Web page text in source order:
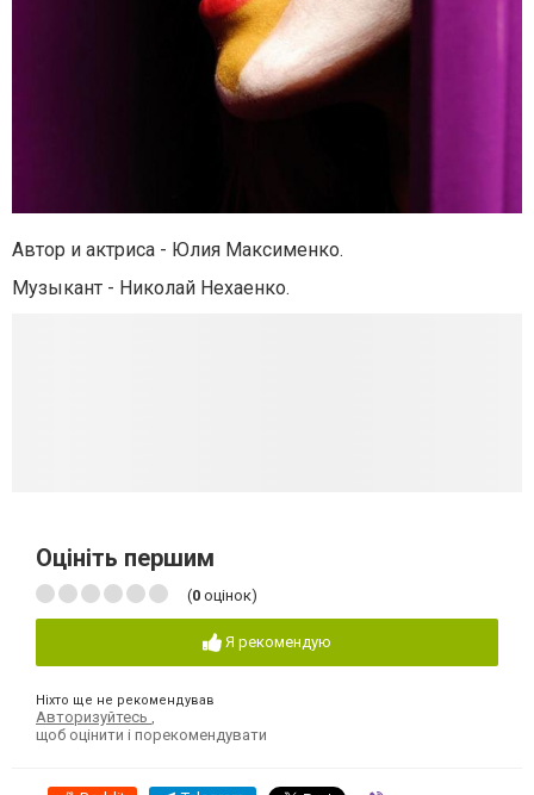
Автор и актриса - Юлия Максименко.
Музыкант - Николай Нехаенко.
Оцініть першим
(0 оцінок)
Я рекомендую
Ніхто ще не рекомендував
Авторизуйтесь ,
щоб оцінити і порекомендувати